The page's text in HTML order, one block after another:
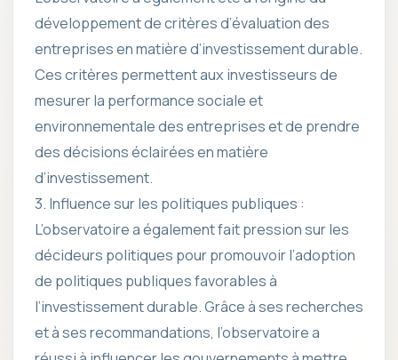
développement de critères d’évaluation des
entreprises en matière d’investissement durable.
Ces critères permettent aux investisseurs de
mesurer la performance sociale et
environnementale des entreprises et de prendre
des décisions éclairées en matière
d’investissement.
3. Influence sur les politiques publiques :
L’observatoire a également fait pression sur les
décideurs politiques pour promouvoir l’adoption
de politiques publiques favorables à
l’investissement durable. Grâce à ses recherches
et à ses recommandations, l’observatoire a